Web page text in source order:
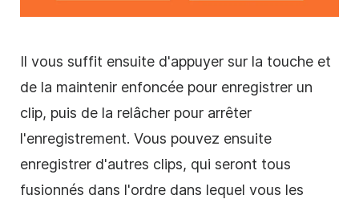
Il vous suffit ensuite d'appuyer sur la touche et
de la maintenir enfoncée pour enregistrer un
clip, puis de la relâcher pour arrêter
l'enregistrement. Vous pouvez ensuite
enregistrer d'autres clips, qui seront tous
fusionnés dans l'ordre dans lequel vous les